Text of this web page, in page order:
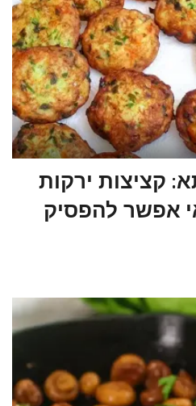
קציצות ירקות
אפשר להפסיק